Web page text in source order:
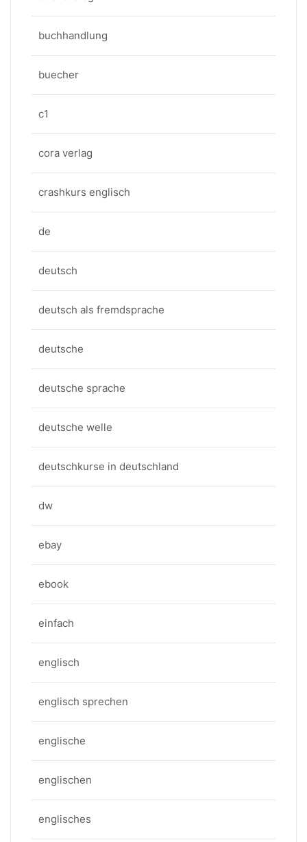
buchhandlung
buecher
c1
cora verlag
crashkurs englisch
de
deutsch
deutsch als fremdsprache
deutsche
deutsche sprache
deutsche welle
deutschkurse in deutschland
dw
ebay
ebook
einfach
englisch
englisch sprechen
englische
englischen
englisches